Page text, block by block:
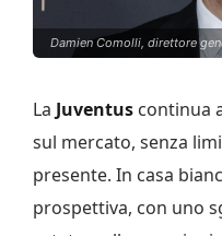
Damien Comolli, direttore
La Juventus continua
sul mercato, senza
presente. In casa
prospettiva, con uno